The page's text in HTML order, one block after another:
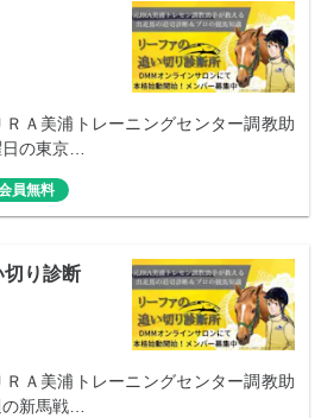
Ａ美浦トレーニングセンター調教助
日の東京…
員無料
切り診断
Ａ美浦トレーニングセンター調教助
の新馬戦…